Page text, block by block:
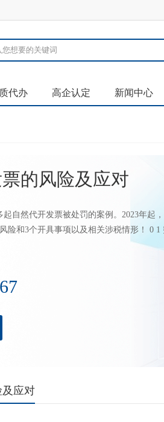
代办 高企认定 新闻中心
的风险及应对
自然代开发票被处罚的案例。2023年起
险和3个开具事项以及相关涉税情形！ 0 1
及应对